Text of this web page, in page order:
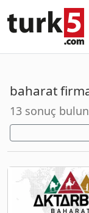
baharat
13 sonuç